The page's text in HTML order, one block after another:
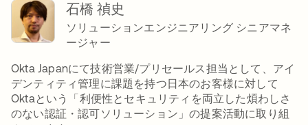
石橋 禎史
ソリューションエンジニアリング シニアマネ
ージャー
Okta Japanにて技術営業/プリセールス担当として、アイ
デンティティ管理に課題を持つ日本のお客様に対して
Oktaという「利便性とセキュリティを両立した煩わしさ
のない認証・認可ソリューション」の提案活動に取り組